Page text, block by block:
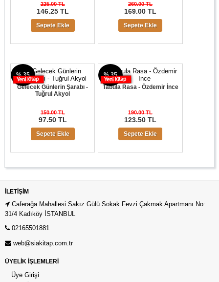
225.00 TL
146.25 TL
Sepete Ekle
260.00 TL
169.00 TL
Sepete Ekle
Gelecek Günlerin Şarabı -
Tuğrul Akyol
150.00 TL
97.50 TL
% 35
Sepete Ekle
Tabula Rasa - Özdemir İnce
190.00 TL
123.50 TL
% 35
Sepete Ekle
İLETIŞIM
Caferağa Mahallesi Sakız Gülü Sokak Fevzi Çakmak Apartmanı No:
31/4 Kadıköy İSTANBUL
02165501881
web@siakitap.com.tr
ÜYELİK İŞLEMLERİ
Üye Girişi